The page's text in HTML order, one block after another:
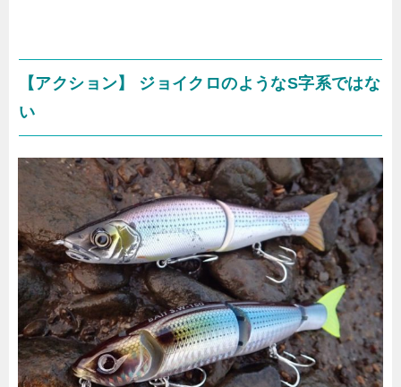
【アクション】 ジョイクロのようなS字系ではな
い